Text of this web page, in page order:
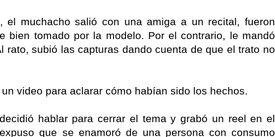
el muchacho salió con una amiga a un recital, fueron
bien tomado por la modelo. Por el contrario, le mandó
rato, subió las capturas dando cuenta de que el trato no
video para aclarar cómo habían sido los hechos.
hablar para cerrar el tema y grabó un reel en el
que se enamoró de una persona con consumo